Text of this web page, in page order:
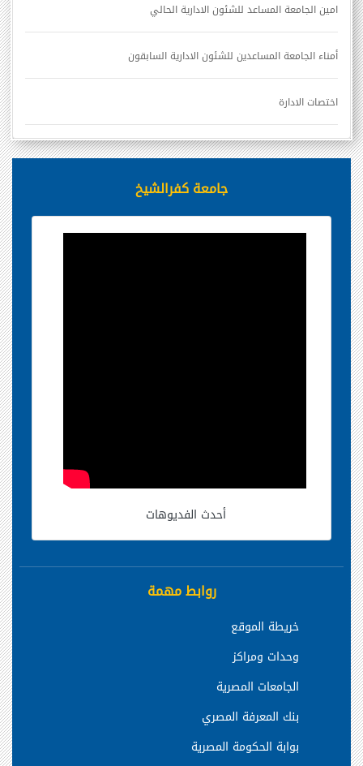
امين الجامعة المساعد للشئون الادارية الحالي
أمناء الجامعة المساعدين للشئون الادارية السابقون
اختصات الادارة
جامعة كفرالشيخ
أحدث الفديوهات
روابط مهمة
خريطة الموقع
وحدات ومراكز
الجامعات المصرية
بنك المعرفة المصري
بوابة الحكومة المصرية